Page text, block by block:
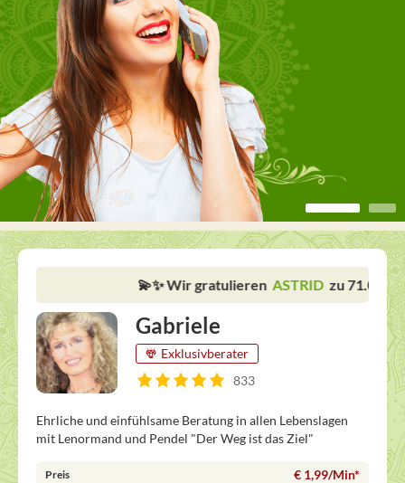
💫✨ Wir gratulierenASTRIDzu 71.000
Gabriele
Exklusivberater
833
Ehrliche und einfühlsame Beratung in allen Lebenslagen
mit Lenormand und Pendel "Der Weg ist das Ziel"
Preis € 1,99/Min*